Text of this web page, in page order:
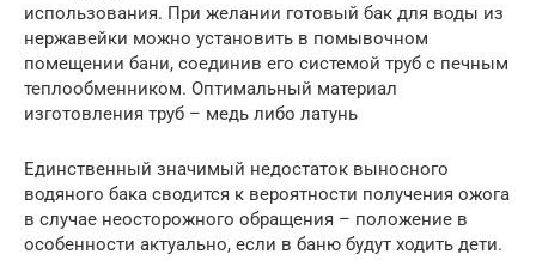
использования. При желании готовый бак для воды из
нержавейки можно установить в помывочном
помещении бани, соединив его системой труб с печным
теплообменником. Оптимальный материал
изготовления труб – медь либо латунь
Единственный значимый недостаток выносного
водяного бака сводится к вероятности получения ожога
в случае неосторожного обращения – положение в
особенности актуально, если в баню будут ходить дети.